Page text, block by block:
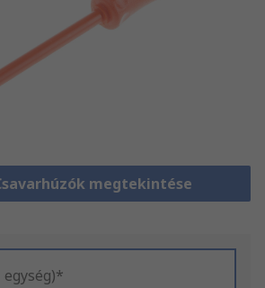
megtekintése
egység)*